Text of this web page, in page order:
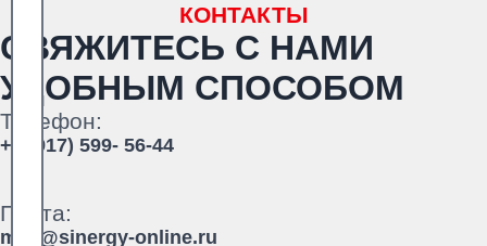
КОНТАКТЫ
СВЯЖИТЕСЬ С НАМИ
УДОБНЫМ СПОСОБОМ
Телефон:
+7 (917) 599- 56-44
Почта:
mail@sinergy-online.ru